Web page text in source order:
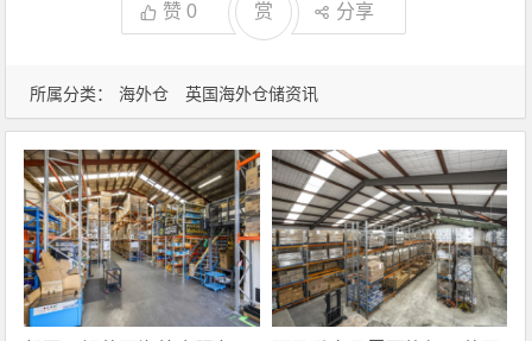
所属分类： 海外仓 英国海外仓储资讯
赞0 赏 分享